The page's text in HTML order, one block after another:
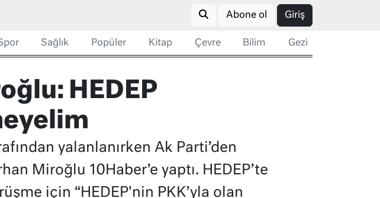
Abone ol Giriş
Sağlık Popüler Kitap Çevre Bilim Gezi
HEDEP
yalanlanırken Ak Parti’den
Miroğlu 10Haber’e yaptı. HEDEP’te
için “HEDEP'nin PKK’yla olan